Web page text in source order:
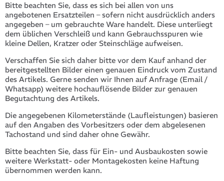
Bitte beachten Sie, dass es sich bei allen von uns
angebotenen Ersatzteilen – sofern nicht ausdrücklich anders
angegeben – um gebrauchte Ware handelt. Diese unterliegt
dem üblichen Verschleiß und kann Gebrauchsspuren wie
kleine Dellen, Kratzer oder Steinschläge aufweisen.
Verschaffen Sie sich daher bitte vor dem Kauf anhand der
bereitgestellten Bilder einen genauen Eindruck vom Zustand
des Artikels. Gerne senden wir Ihnen auf Anfrage (Email /
Whatsapp) weitere hochauflösende Bilder zur genauen
Begutachtung des Artikels.
Die angegebenen Kilometerstände (Laufleistungen) basieren
auf den Angaben des Vorbesitzers oder dem abgelesenen
Tachostand und sind daher ohne Gewähr.
Bitte beachten Sie, dass für Ein- und Ausbaukosten sowie
weitere Werkstatt- oder Montagekosten keine Haftung
übernommen werden kann.